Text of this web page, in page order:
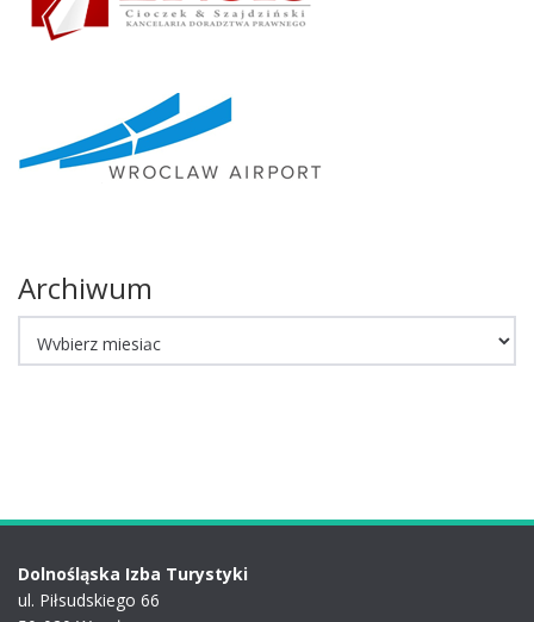
Archiwum
Dolnośląska Izba Turystyki
ul. Piłsudskiego 66